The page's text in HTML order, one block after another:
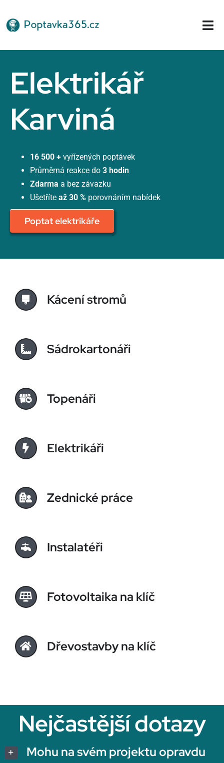
na
obsah
Elektrikář
Karviná
16 500 + vyřízených poptávek
Průměrná reakce do 3 hodin
Zdarma a bez závazku
Ušetříte až 30 %porovnáním nabídek
Poptat elektrikáře
Kácení stromů
Sádrokartonáři
Topenáři
Elektrikáři
Zednické práce
Instalatéři
Fotovoltaika na klíč
Dřevostavby na klíč
Nejčastější dotazy
Mohu na svém projektu opravdu